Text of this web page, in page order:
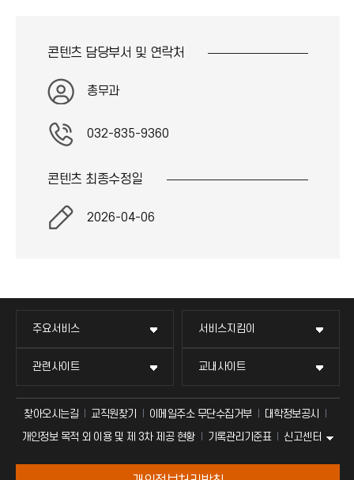
이
콘텐츠 담당부서 및 연락처
총무과
032-835-9360
콘텐츠 최종수정일
2026-04-06
주요서비스 서비스지킴이
관련사이트 교내사이트
찾아오시는길 교직원찾기 이메일주소 무단수집거부
대학정보공시
개인정보 목적 외 이용 및 제 3차 제공 현황
기록관리기준표 신고센터